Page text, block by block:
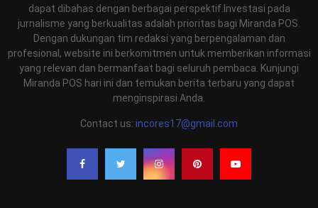
dapat dibahas dengan berbagai perspektif.Investasi pada
jurnalisme yang berkualitas adalah prioritas bagi Miranda POS.
Dengan dukungan tim redaksi yang berpengalaman dan
profesional, website ini berkomitmen untuk memberikan informasi
yang relevan dan bermanfaat bagi seluruh pembaca. Kunjungi
Miranda POS hari ini dan temukan berita terbaru yang dapat
menginspirasi Anda.
Contact us: incores17@gmail.com